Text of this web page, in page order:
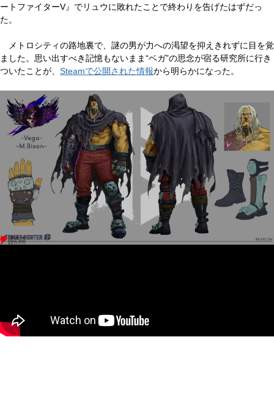
ートファイターV』でリュウに敗れたことで終わりを告げたはずだっ
た。
メトロシティの路地裏で、謎の男が力への渇望を抑えきれずに目を覚
ました。思い出すべき記憶もないまま“ベガ”の思念が宿る研究所に行き
ついたことが、 Steamで公開された情報から明らかになった。